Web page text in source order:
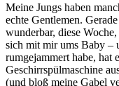
Meine Jungs haben
echte Gentlemen.
wunderbar, diese
sich mit mir ums Baby –
rumgejammert habe, hat
Geschirrspülmaschine
(und bloß meine Gabel